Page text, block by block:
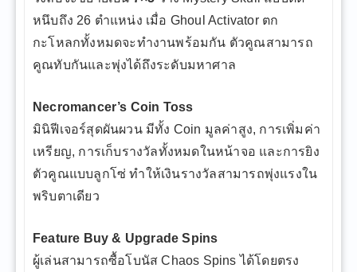
หนึบถึง 26 ตำแหน่ง เมื่อ Ghoul Activator ตก
กะโหลกทั้งหมดจะทำงานพร้อมกัน ตัวคูณสามารถ
คูณทับกันและพุ่งได้ถึงระดับมหาศาล
Necromancer’s Coin Toss
มินิฟีเจอร์สุดผันผวน มีทั้ง Coin มูลค่าสูง, การเพิ่มค่า
เหรียญ, การเก็บรางวัลทั้งหมดในหน้าจอ และการยิง
ตัวคูณแบบลูกโซ่ ทำให้เงินรางวัลสามารถพุ่งแรงใน
พริบตาเดียว
Feature Buy & Upgrade Spins
ผู้เล่นสามารถซื้อโบนัส Chaos Spins ได้โดยตรง